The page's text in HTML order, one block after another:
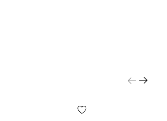
але не виключно — дизайн,
тощо!